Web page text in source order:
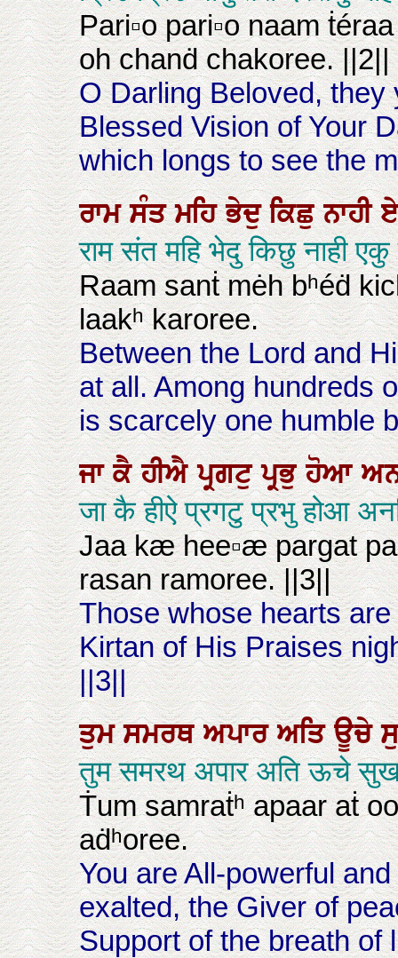
Pari▫o pari▫o naam
oh chanḋ chakoree. ||2||
O Darling Beloved, they
Blessed Vision of Your
which longs to see the
ਰਾਮਸੰਤਮਹਿਭੇਦੁਕਿਛੁਨਾਹੀ
राम संत महि भेदु किछु नाही
Raam sanṫ mėh bʰéḋ
laakʰ karoree.
Between the Lord and
at all. Among hundreds
is scarcely one humble
ਜਾਕੈਹੀਐਪ੍ਰਗਟੁਪ੍ਰਭੁਹੋਆ
जा कै हीऐ प्रगटु प्रभु होआ
Jaa kæ hee▫æ pargat
rasan ramoree. ||3||
Those whose hearts
Kirtan of His Praises
||3||
ਤੁਮਸਮਰਥਅਪਾਰਅਤਿਊਚੇ
तुम समरथ अपार अति ऊचे
Ṫum samraṫʰ apaar aṫ
aḋʰoree.
You are All-powerful
exalted, the Giver of
Support of the breath of